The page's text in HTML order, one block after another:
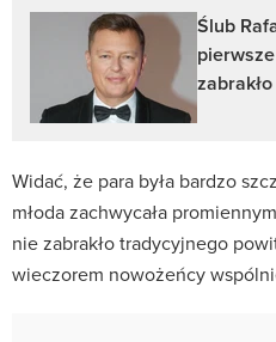
Ślub
Widać, że para była bardzo
młoda zachwycała
nie zabrakło tradycyjnego
wieczorem nowożeńcy